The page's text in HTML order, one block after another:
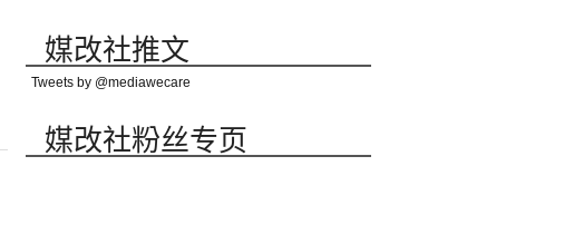
媒改社推文
Tweets by @mediawecare
媒改社粉丝专页